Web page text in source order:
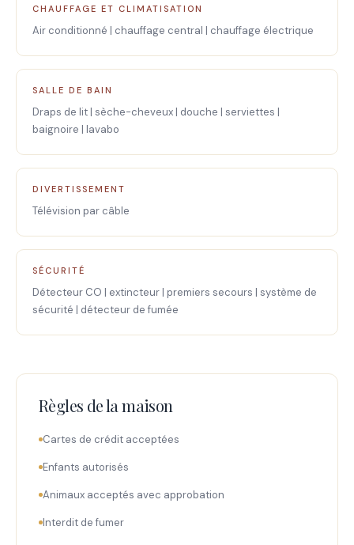
CHAUFFAGE ET CLIMATISATION
Air conditionné | chauffage central | chauffage électrique
SALLE DE BAIN
Draps de lit | sèche-cheveux | douche | serviettes |
baignoire | lavabo
DIVERTISSEMENT
Télévision par câble
SÉCURITÉ
Détecteur CO | extincteur | premiers secours | système de
sécurité | détecteur de fumée
Règles de la maison
Cartes de crédit acceptées
Enfants autorisés
Animaux acceptés avec approbation
Interdit de fumer